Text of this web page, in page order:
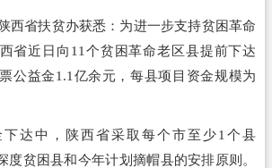
西省扶贫办获悉：为进一步支持贫困革命
省近日向11个贫困革命老区县提前下达
公益金1.1亿余元，每县项目资金规模为
下达中，陕西省采取每个市至少1个县
度贫困县和今年计划摘帽县的安排原则。